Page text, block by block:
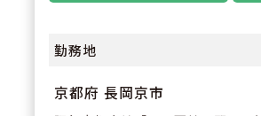
勤務地
京都府 長岡京市